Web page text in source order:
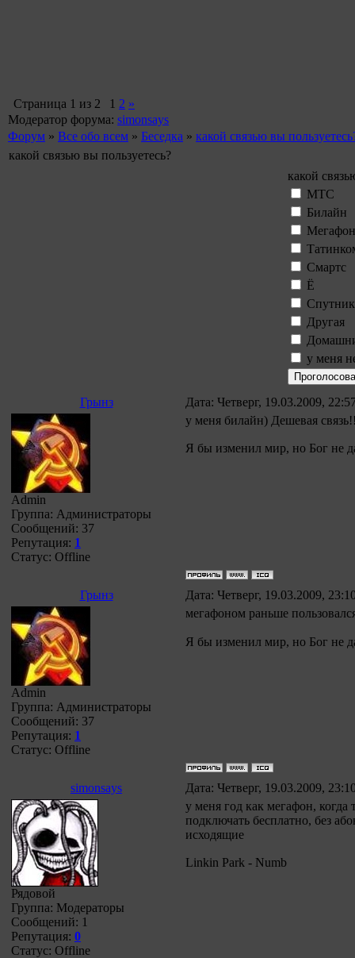
Страница 1 из 2 1 2 »
Модератор форума: simonsays
Форум » Все обо всем » Беседка » какой связью вы
какой связью вы пользуетесь?
какой
МТС
Билайн
Мегафон
Смартс
Ё
Спутник
Другая
у меня
Грынз Дата: Четверг, 19.03.2009,
Admin
Группа: Администраторы
Сообщений: 37
Репутация: 1
Статус: Offline
у меня билайн) Дешевая
Я бы изменил мир, но Бог не
Грынз Дата: Четверг, 19.03.2009,
Admin
Группа: Администраторы
Сообщений: 37
Репутация: 1
Статус: Offline
мегафоном раньше
Я бы изменил мир, но Бог не
simonsays Дата: Четверг, 19.03.2009,
Рядовой
Группа: Модераторы
Сообщений: 1
Репутация: 0
Статус: Offline
у меня год как мегафон,
подключать бесплатно, без
исходящие
Linkin Park - Numb